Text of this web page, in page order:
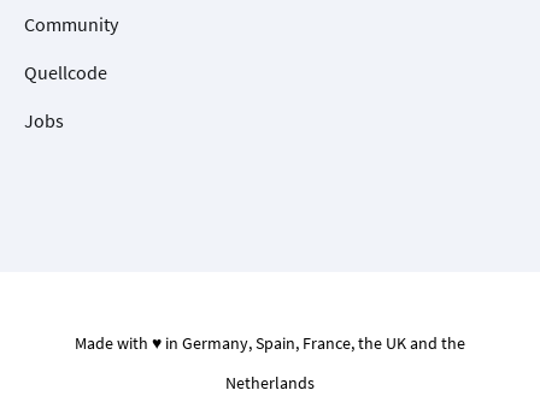
Community
Quellcode
Jobs
Made with ♥ in Germany, Spain, France, the UK and the
Netherlands